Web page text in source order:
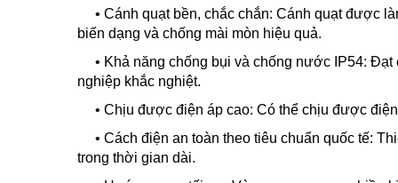
• Cánh quạt bền, chắc chắn: Cánh quạt được
biến dạng và chống mài mòn hiệu quả.
• Khả năng chống bụi và chống nước IP54: Đạt
nghiệp khắc nghiệt.
• Chịu được điện áp cao: Có thể chịu được điện
• Cách điện an toàn theo tiêu chuẩn quốc tế:
trong thời gian dài.